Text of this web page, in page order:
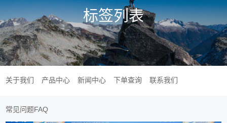
标签列表
关于我们 产品中心 新闻中心 下单查询 联系我们
常见问题FAQ